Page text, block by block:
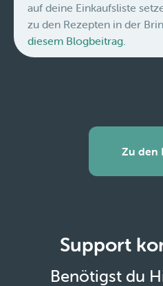
auf deine Einkaufsliste
zu den Rezepten in der
diesem Blogbeitrag.
Zu den
Support
Benötigst du